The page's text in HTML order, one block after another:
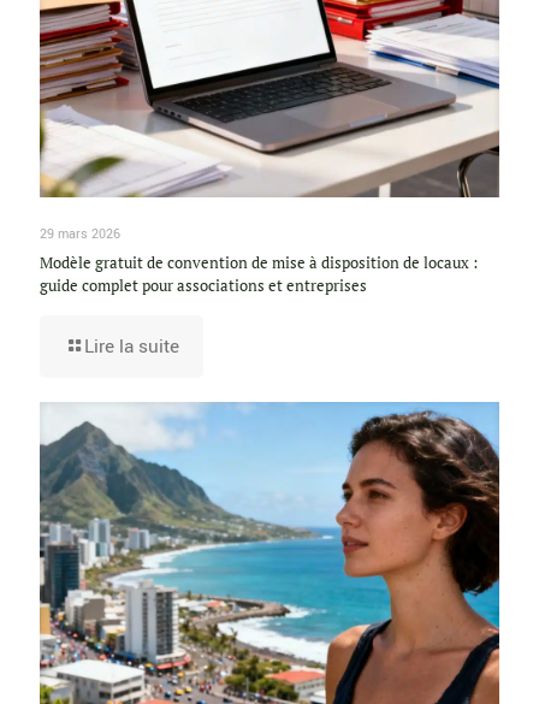
29 mars 2026
Modèle gratuit de convention de mise à disposition de locaux :
guide complet pour associations et entreprises
Lire la suite